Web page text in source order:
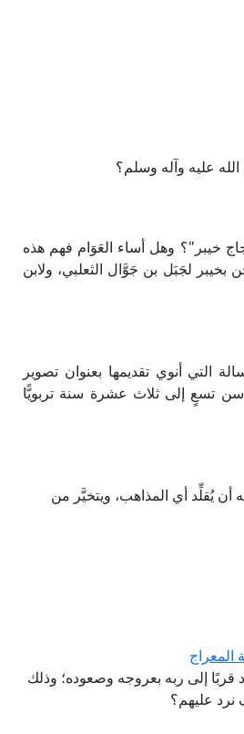
عليه وآله وسلم؟
خيبر"؟ وهل أساء العَوَام فهم هذه
لجَبَل بن جَوَّال الثعلبي، ولابن
التي أنوي تقديمها بعنوان تصوير
تسعٍ إلى ثلاث عشرة سنة تربويًّا
أن يُقلِّد أي المذاهب، ويتخيَّر من
المعراج
إلى ربه بعروجه وصعوده؛ وذلك